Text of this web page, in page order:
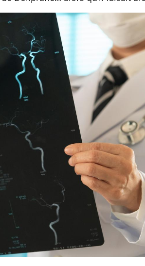
Bilan prévention : ce que
les kinés pourront
bientôt faire
TDAH : quel est ce
traitement autorisé aux
États-Unis ?
Cerveau : le mystère de la
"madeleine de Proust"
enfin expliqué